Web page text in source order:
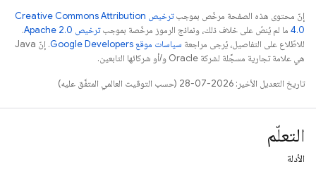
إنّ محتوى هذه الصفحة مرخّص بموجب
ترخيص Creative Commons Attribution
4.0‏ ما لم يُنصّ على خلاف ذلك، ونماذج الرموز مرخّصة بموجبترخيص Apache 2.0‏
.
للاطّلاع على التفاصيل، يُرجى مراجعة سياسات موقع Google Developers‏
. إنّ Java
هي علامة تجارية مسجَّلة لشركة Oracle و/أو شركائها التابعين.
تاريخ التعديل الأخير: 2026-07-28 (حسب التوقيت العالمي المتفَّق عليه)
التعلّم
الأدلة